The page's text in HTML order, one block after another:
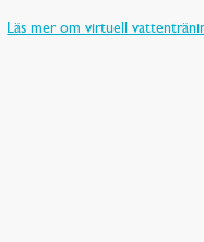
Läs mer om virtuell